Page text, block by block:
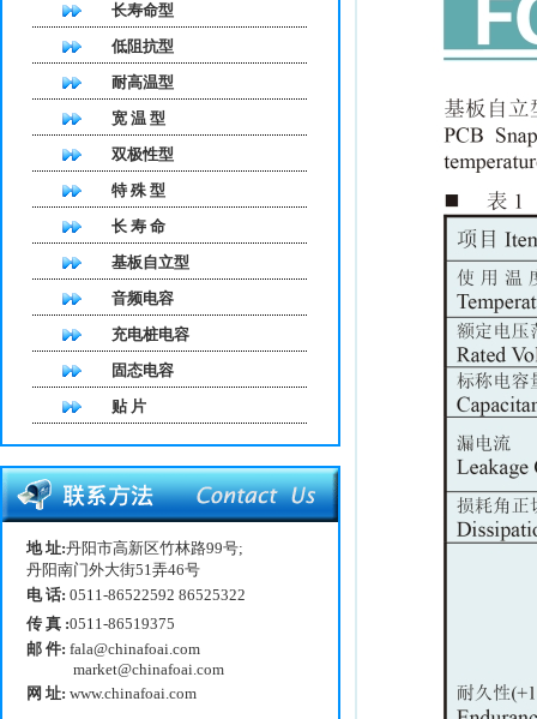
长寿命型
低阻抗型
耐高温型
宽 温 型
双极性型
特 殊 型
长 寿 命
基板自立型
音频电容
充电桩电容
固态电容
贴 片
地 址:丹阳市高新区竹林路99号;
丹阳南门外大街51弄46号
电 话: 0511-86522592 86525322
传 真 :0511-86519375
邮 件: fala@chinafoai.com
market@chinafoai.com
网 址: www.chinafoai.com